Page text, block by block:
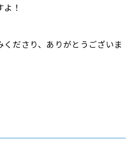
！
ださり、ありがとうございま